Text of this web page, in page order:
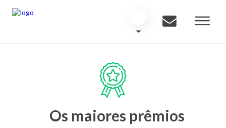
Os maiores prêmios